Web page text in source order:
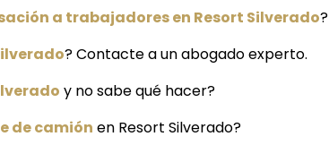
a trabajadores en Resort Silverado?
? Contacte a un abogado experto.
y no sabe qué hacer?
de camión en Resort Silverado?